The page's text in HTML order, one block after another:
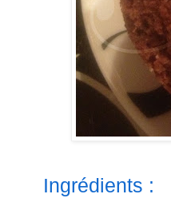
Ingrédients :